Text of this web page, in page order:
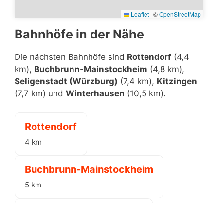
Leaflet | ©OpenStreetMap
Bahnhöfe in der Nähe
Die nächsten Bahnhöfe sind Rottendorf (4,4
km), Buchbrunn-Mainstockheim (4,8 km),
Seligenstadt (Würzburg) (7,4 km), Kitzingen
(7,7 km) und Winterhausen (10,5 km).
Rottendorf
4 km
Buchbrunn-Mainstockheim
5 km